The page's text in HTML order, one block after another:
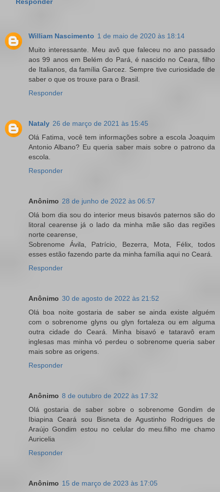
William Nascimento 1 de maio de 2020 às 18:14
Muito interessante. Meu avô que faleceu no ano passado
aos 99 anos em Belém do Pará, é nascido no Ceara, filho
de Italianos, da família Garcez. Sempre tive curiosidade de
saber o que os trouxe para o Brasil.
Responder
Nataly 26 de março de 2021 às 15:45
Olá Fatima, você tem informações sobre a escola Joaquim
Antonio Albano? Eu queria saber mais sobre o patrono da
escola.
Responder
Anônimo 28 de junho de 2022 às 06:57
Olá bom dia sou do interior meus bisavós paternos são do
litoral cearense já o lado da minha mãe são das regiões
norte cearense,
Sobrenome Ávila, Patrício, Bezerra, Mota, Félix, todos
esses estão fazendo parte da minha família aqui no Ceará.
Responder
Anônimo 30 de agosto de 2022 às 21:52
Olá boa noite gostaria de saber se ainda existe alguém
com o sobrenome glyns ou glyn fortaleza ou em alguma
outra cidade do Ceará. Minha bisavó e tataravô eram
inglesas mas minha vó perdeu o sobrenome queria saber
mais sobre as origens.
Responder
Anônimo 8 de outubro de 2022 às 17:32
Olá gostaria de saber sobre o sobrenome Gondim de
Ibiapina Ceará sou Bisneta de Agustinho Rodrigues de
Araújo Gondim estou no celular do meu.filho me chamo
Auricelia
Responder
Anônimo 15 de março de 2023 às 17:05